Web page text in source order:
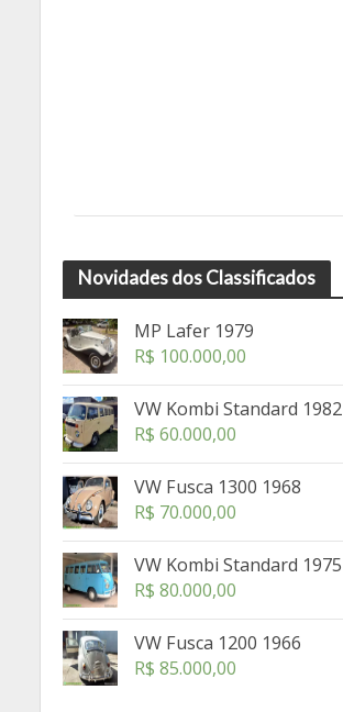
Novidades dos Classificados
MP Lafer 1979
R$ 100.000,00
VW Kombi Standard 1982
R$ 60.000,00
VW Fusca 1300 1968
R$ 70.000,00
VW Kombi Standard 1975
R$ 80.000,00
VW Fusca 1200 1966
R$ 85.000,00